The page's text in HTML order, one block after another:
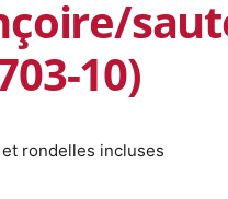
10)
rondelles incluses